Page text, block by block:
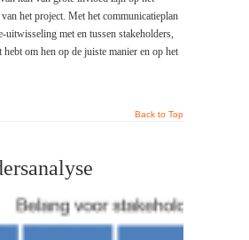
het project. Met het communicatieplan
uitwisseling met en tussen stakeholders,
hebt om hen op de juiste manier en op het
Back to Top